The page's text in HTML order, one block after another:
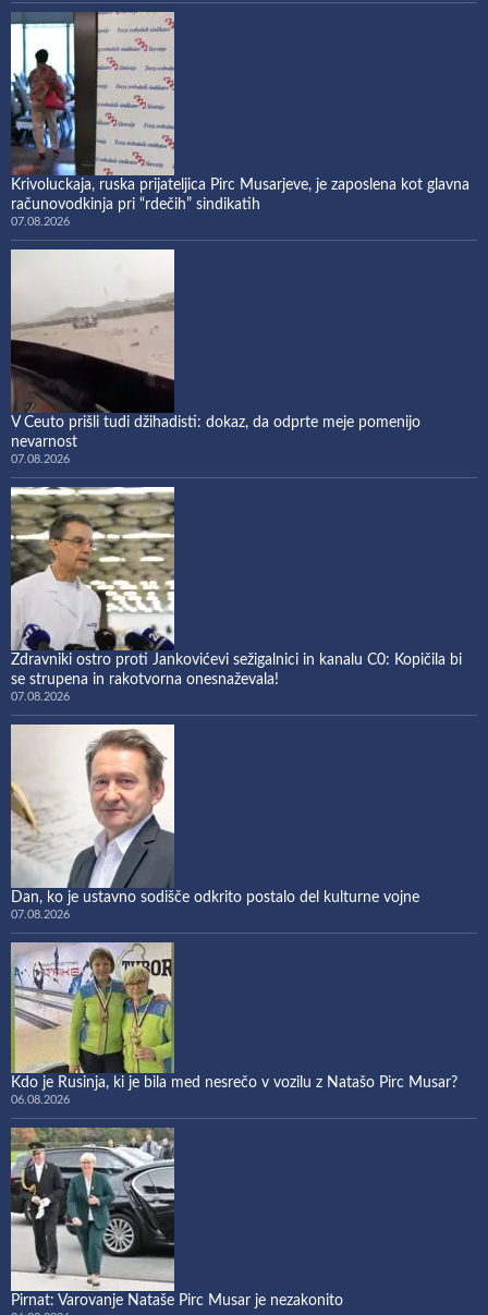
Krivoluckaja, ruska prijateljica Pirc Musarjeve, je zaposlena kot glavna
računovodkinja pri “rdečih” sindikatih
07.08.2026
V Ceuto prišli tudi džihadisti: dokaz, da odprte meje pomenijo
nevarnost
07.08.2026
Zdravniki ostro proti Jankovićevi sežigalnici in kanalu C0: Kopičila bi
se strupena in rakotvorna onesnaževala!
07.08.2026
Dan, ko je ustavno sodišče odkrito postalo del kulturne vojne
07.08.2026
Kdo je Rusinja, ki je bila med nesrečo v vozilu z Natašo Pirc Musar?
06.08.2026
Pirnat: Varovanje Nataše Pirc Musar je nezakonito